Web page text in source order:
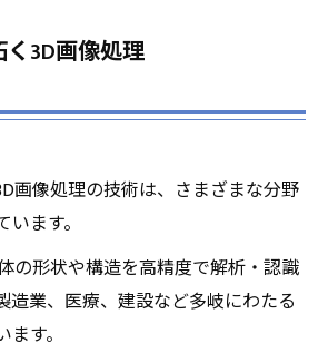
3D画像処理
画像処理の技術は、さまざまな分野
ます。
の形状や構造を高精度で解析・認識
造業、医療、建設など多岐にわたる
す。